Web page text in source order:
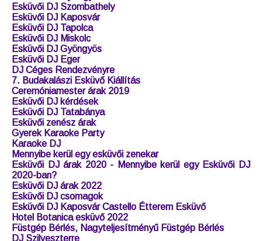
Esküvői DJ Szombathely
Esküvői DJ Kaposvár
Esküvői DJ Tapolca
Esküvői DJ Miskolc
Esküvői DJ Gyöngyös
Esküvői DJ Eger
DJ Céges Rendezvényre
7. Budakalászi Esküvő Kiállítás
Ceremóniamester árak 2019
Esküvői DJ kérdések
Esküvői DJ Tatabánya
Esküvői zenész árak
Gyerek Karaoke Party
Karaoke DJ
Mennyibe kerül egy esküvői zenekar
Esküvői DJ árak 2020 - Mennyibe kerül egy Esküvői DJ
2020-ban?
Esküvői DJ árak 2022
Esküvői DJ csomagok
Esküvői DJ Kaposvár Castello Étterem Esküvő
Hotel Botanica esküvő 2022
Füstgép Bérlés, Nagyteljesítményű Füstgép Bérlés
DJ Szilveszterre